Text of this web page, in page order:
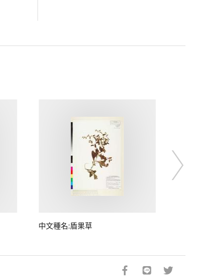
中文種名:盾果草